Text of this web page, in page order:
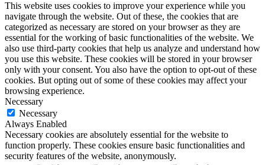
This website uses cookies to improve your experience while you
navigate through the website. Out of these, the cookies that are
categorized as necessary are stored on your browser as they are
essential for the working of basic functionalities of the website. We
also use third-party cookies that help us analyze and understand how
you use this website. These cookies will be stored in your browser
only with your consent. You also have the option to opt-out of these
cookies. But opting out of some of these cookies may affect your
browsing experience.
Necessary
Necessary
Always Enabled
Necessary cookies are absolutely essential for the website to
function properly. These cookies ensure basic functionalities and
security features of the website, anonymously.